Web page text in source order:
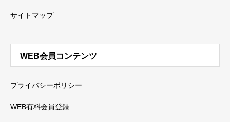
サイトマップ
WEB会員コンテンツ
プライバシーポリシー
WEB有料会員登録